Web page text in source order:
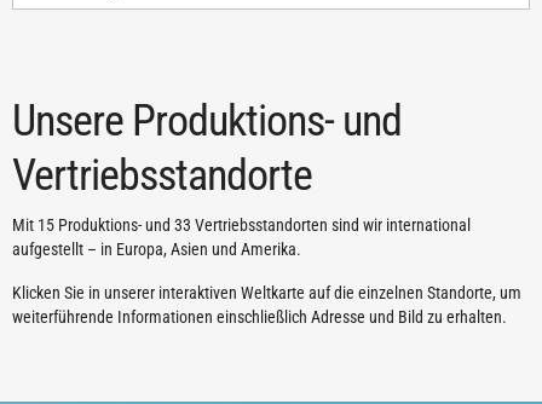
Unsere Produktions- und
Vertriebsstandorte
Mit 15 Produktions- und 33 Vertriebsstandorten sind wir international
aufgestellt – in Europa, Asien und Amerika.
Klicken Sie in unserer interaktiven Weltkarte auf die einzelnen Standorte, um
weiterführende Informationen einschließlich Adresse und Bild zu erhalten.